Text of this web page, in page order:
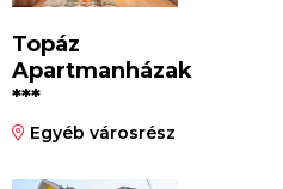
Topáz
Apartmanházak
***
Egyéb városrész